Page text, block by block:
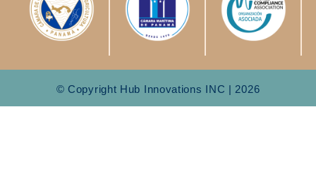
© Copyright Hub Innovations INC | 2026